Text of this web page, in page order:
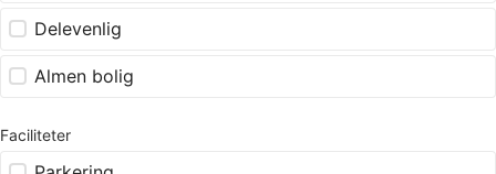
Delevenlig
Almen bolig
Faciliteter